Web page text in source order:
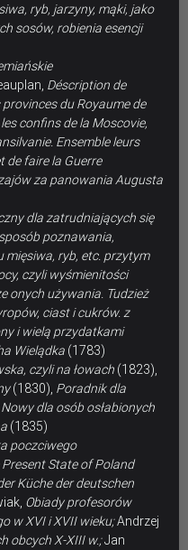
ryb, jarzyny, mąki, jako
sosów, robienia esencji
Déscription de
du Royaume de
confins de la Moscovie,
Ensemble leurs
de faire la Guerre
za panowania Augusta
dla zatrudniających się
poznawania,
mięsiwa, ryb, etc. przytym
czyli wyśmienitości
onych używania. Tudzież
ciast i cukrów. z
i wielą przydatkami
Wielądka(1783)
czyli na łowach(1823),
(1830), Poradnik dla
dla osób osłabionych
(1835)
poczciwego
State of Poland
Küche der deutschen
Obiady profesorów
w XVI i XVII wieku;Andrzej
obcych X-XIII w.;Jan